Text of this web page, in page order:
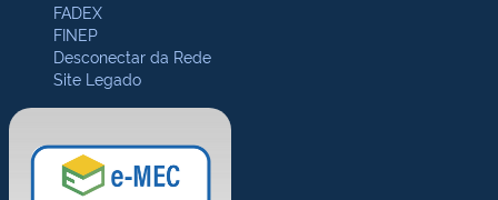
FADEX
FINEP
Desconectar da Rede
Site Legado